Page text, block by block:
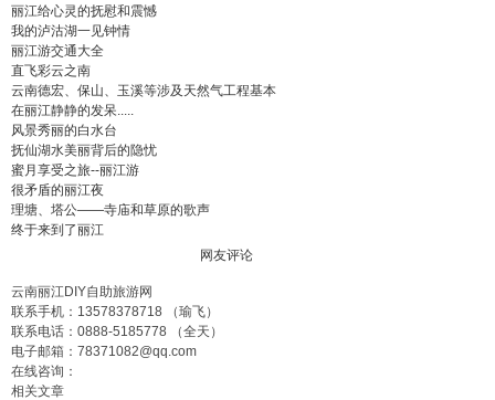
丽江给心灵的抚慰和震憾
我的泸沽湖一见钟情
丽江游交通大全
直飞彩云之南
云南德宏、保山、玉溪等涉及天然气工程基本
在丽江静静的发呆.....
风景秀丽的白水台
抚仙湖水美丽背后的隐忧
蜜月享受之旅--丽江游
很矛盾的丽江夜
理塘、塔公——寺庙和草原的歌声
终于来到了丽江
网友评论
云南丽江DIY自助旅游网
联系手机： 13578378718 （瑜飞）
联系电话： 0888-5185778 （全天）
电子邮箱： 78371082@qq.com
在线咨询：
相关文章